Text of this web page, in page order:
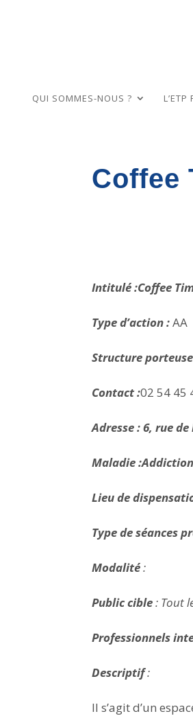
QUI SOMMES-NOUS ?
Coffee
Intitulé :Coffee
Type d’action :AA
Structure porteuse
Contact :02 54 45
Adresse :6, rue de
Maladie
Lieu de
Type de séances
Modalité:
Public cible: Tout
Professionnels
Descriptif:
Il s’agit d’un